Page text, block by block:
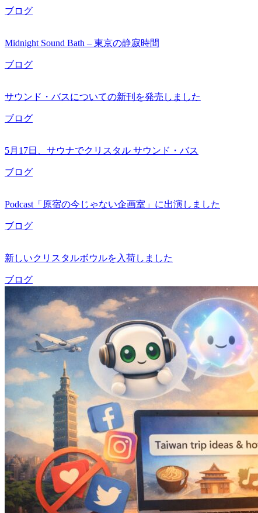
ブログ
Midnight Sound Bath – 東京の静寂時間
ブログ
サウンド・バスについての新刊を発売しました
ブログ
5月17日、サウナでクリスタル サウンド・バス
ブログ
Podcast「原宿の今じゃない企画室」に出演しました
ブログ
新しいクリスタルボウルを入荷しました
ブログ